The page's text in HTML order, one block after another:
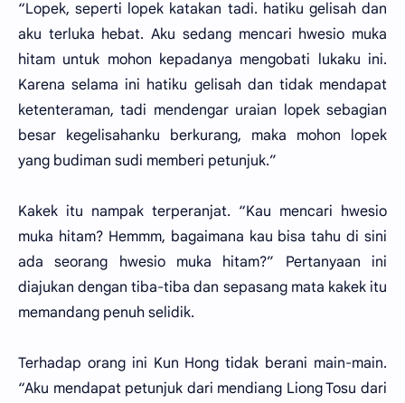
“Lopek, seperti lopek katakan tadi. hatiku gelisah dan
aku terluka hebat. Aku sedang mencari hwesio muka
hitam untuk mohon kepadanya mengobati lukaku ini.
Karena selama ini hatiku gelisah dan tidak mendapat
ketenteraman, tadi mendengar uraian lopek sebagian
besar kegelisahanku berkurang, maka mohon lopek
yang budiman sudi memberi petunjuk.”
Kakek itu nampak terperanjat. “Kau mencari hwesio
muka hitam? Hemmm, bagaimana kau bisa tahu di sini
ada seorang hwesio muka hitam?” Pertanyaan ini
diajukan dengan tiba-tiba dan sepasang mata kakek itu
memandang penuh selidik.
Terhadap orang ini Kun Hong tidak berani main-main.
“Aku mendapat petunjuk dari mendiang Liong Tosu dari